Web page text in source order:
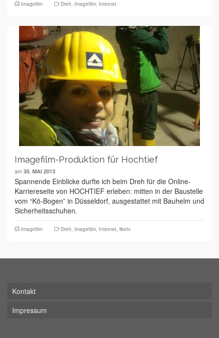
Imagefilm Dreh, Imagefilm, Internet
Imagefilm-Produktion für Hochtief
am 30. MAI 2013
Spannende Einblicke durfte ich beim Dreh für die Online-
Karriereseite von HOCHTIEF erleben: mitten in der Baustelle
vom “Kö-Bogen” in Düsseldorf, ausgestattet mit Bauhelm und
Sicherheitsschuhen.
Imagefilm Dreh, Imagefilm, Internet, liketv
Kontakt
Impressum